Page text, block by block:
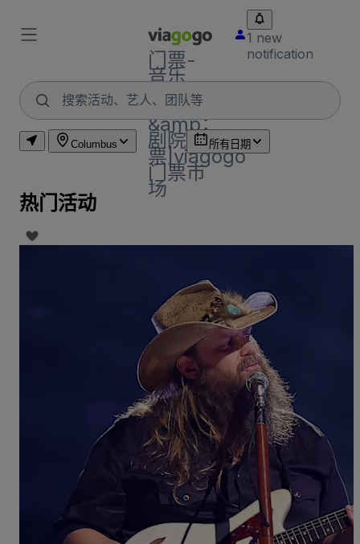
门票-
音乐
会，体
育
&amp；
剧院门
票|viagogo
门票市
场
1 new
notification
Columbus 所有日期
热门活动